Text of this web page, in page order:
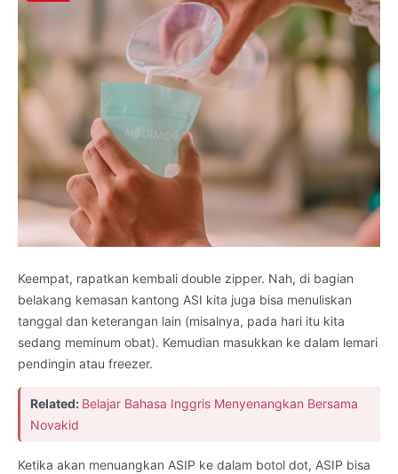
Keempat, rapatkan kembali double zipper. Nah, di bagian
belakang kemasan kantong ASI kita juga bisa menuliskan
tanggal dan keterangan lain (misalnya, pada hari itu kita
sedang meminum obat). Kemudian masukkan ke dalam lemari
pendingin atau freezer.
Related: Belajar Bahasa Inggris Menyenangkan Bersama
Novakid
Ketika akan menuangkan ASIP ke dalam botol dot, ASIP bisa